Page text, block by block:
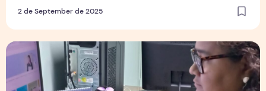
2 de September de 2025
Dupla Jornada: Mulheres Acadêmicas e Mães